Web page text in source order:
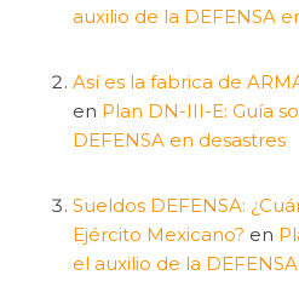
auxilio de la DEFENSA
Así es la fabrica de
en Plan DN-III-E: Guía
DEFENSA en desastres
Sueldos DEFENSA:
Ejército Mexicano? en
el auxilio de la